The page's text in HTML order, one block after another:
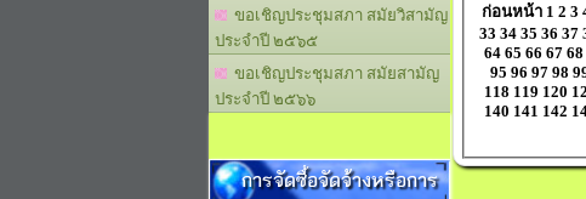
ขอเชิญประชุมสภา สมัยวิสามัญ
ประจำปี ๒๕๖๕
ขอเชิญประชุมสภา สมัยสามัญ
ประจำปี ๒๕๖๖
การจัดซื้อจัดจ้างหรือการ
ก่อนหน้า 1 2 3
33 34 35 36 37
64 65 66 67 68
95 96 97 98
118 119 120
140 141 142